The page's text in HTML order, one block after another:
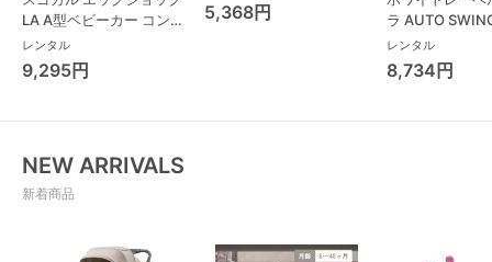
LA A型ベビーカー コンビ
(Combi)
レンタル
9,295円
5,368円
ラ AUTO
Long スリープ
コンビ(Combi)
チェア・ベビー
レンタル
8,734円
NEW ARRIVALS
新着商品